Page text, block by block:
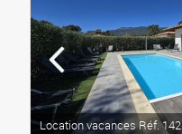
Location vacances Réf. 142